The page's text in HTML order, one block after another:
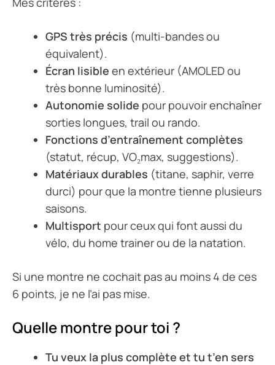
GPS très précis (multi-bandes ou
équivalent).
Écran lisible en extérieur (AMOLED ou
très bonne luminosité).
Autonomie solide pour pouvoir enchaîner
sorties longues, trail ou rando.
Fonctions d’entraînement complètes
(statut, récup, VO₂max, suggestions).
Matériaux durables (titane, saphir, verre
durci) pour que la montre tienne plusieurs
saisons.
Multisport pour ceux qui font aussi du
vélo, du home trainer ou de la natation.
Si une montre ne cochait pas au moins 4 de ces
6 points, je ne l’ai pas mise.
Quelle montre pour toi ?
Tu veux la plus complète et tu t’en sers